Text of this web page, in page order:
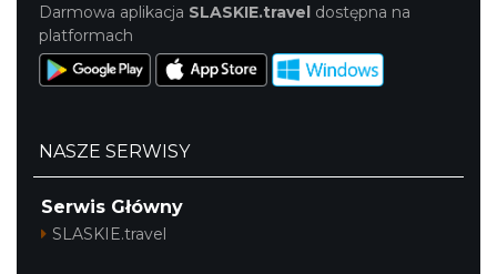
Darmowa aplikacja SLASKIE.travel dostępna na
platformach
NASZE SERWISY
Serwis Główny
SLASKIE.travel